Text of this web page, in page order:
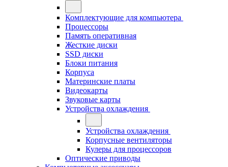
Комплектующие для компьютера
Процессоры
Память оперативная
Жесткие диски
SSD диски
Блоки питания
Корпуса
Материнские платы
Видеокарты
Звуковые карты
Устройства охлаждения
Устройства охлаждения
Корпусные вентиляторы
Кулеры для процессоров
Оптические приводы